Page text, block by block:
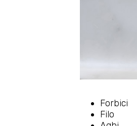
Forbici
Filo